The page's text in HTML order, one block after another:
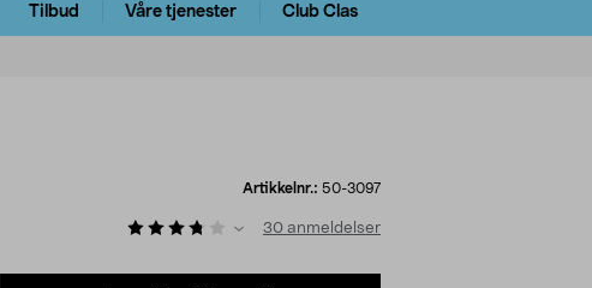
Tilbud Våre tjenester Club Clas
Artikkelnr.: 50-3097
30 anmeldelser